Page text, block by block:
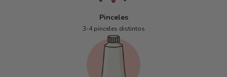
Pinceles
3-4 pinceles distintos